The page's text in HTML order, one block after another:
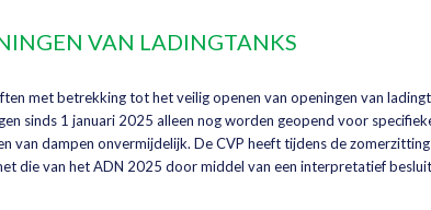
VAN LADINGTANKS
met betrekking tot het veilig openen van openingen van
sinds 1 januari 2025 alleen nog worden geopend voor
van dampen onvermijdelijk. De CVP heeft tijdens de
die van het ADN 2025 door middel van een interpretatief